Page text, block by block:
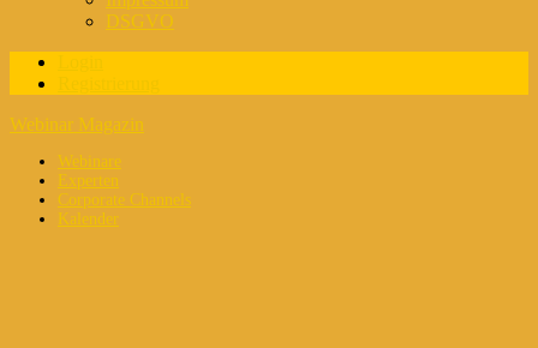
DSGVO
Webinar Magazin
Webinare
Experten
Corporate Channels
Kalender